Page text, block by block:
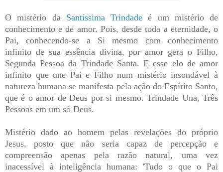
O mistério da Santíssima Trindade é um mistério de
conhecimento e de amor. Pois, desde toda a eternidade, o
Pai, conhecendo-se a Si mesmo com conhecimento
infinito de sua essência divina, por amor gera o Filho,
Segunda Pessoa da Trindade Santa. E esse elo de amor
infinito que une Pai e Filho num mistério insondável à
natureza humana se manifesta pela ação do Espírito Santo,
que é o amor de Deus por si mesmo. Trindade Una, Três
Pessoas em um só Deus.
Mistério dado ao homem pelas revelações do próprio
Jesus, posto que não seria capaz de percepção e
compreensão apenas pela razão natural, uma vez
inacessível à inteligência humana: 'Tudo o que o Pai